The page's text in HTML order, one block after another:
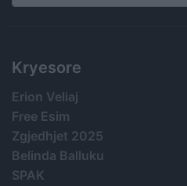
Search
Kryesore
Erion Veliaj
Free Esim
Zgjedhjet 2025
Belinda Balluku
SPAK